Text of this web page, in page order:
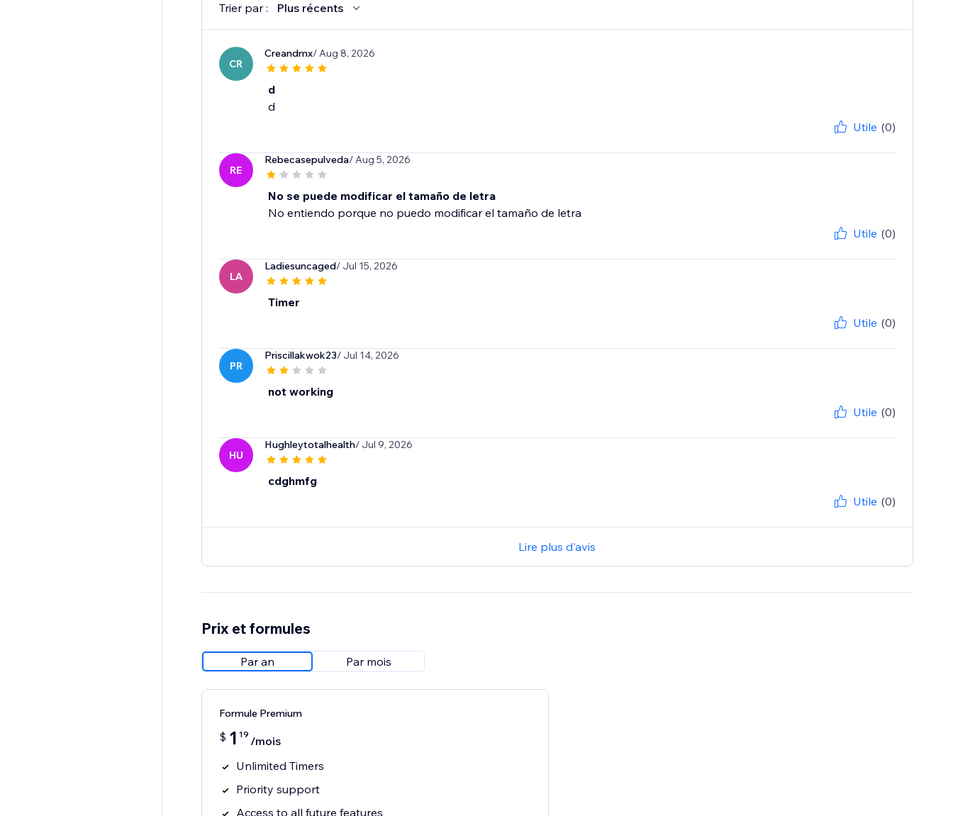
Trier par : Plus récents
CR
Creandmx/ Aug 8, 2026
d
d
Utile (0)
RE
Rebecasepulveda/ Aug 5, 2026
No se puede modificar el tamaño de letra
No entiendo porque no puedo modificar el tamaño de letra
Utile (0)
LA
Ladiesuncaged/ Jul 15, 2026
Timer
Utile (0)
PR
Priscillakwok23/ Jul 14, 2026
not working
Utile (0)
HU
Hughleytotalhealth/ Jul 9, 2026
cdghmfg
Utile (0)
Lire plus d'avis
Prix et formules
Par an Par mois
Formule Premium
$ 1 19 /mois
Unlimited Timers
Priority support
Access to all future features